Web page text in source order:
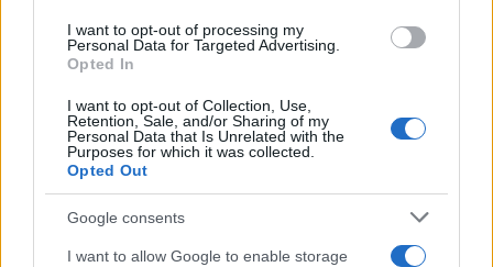
I want to opt-out of processing my
Personal Data for Targeted Advertising.
Opted In
I want to opt-out of Collection, Use,
Retention, Sale, and/or Sharing of my
Personal Data that Is Unrelated with the
Purposes for which it was collected.
Opted Out
Google consents
I want to allow Google to enable storage
Steam bajo ataque: el malware que infectó a 8.000 usuarios y
robó más de 220.000 dólares en criptomonedas